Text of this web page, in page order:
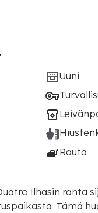
Uuni
Rauta
Ilhasin ranta
sijaitsee 1,3 km:n